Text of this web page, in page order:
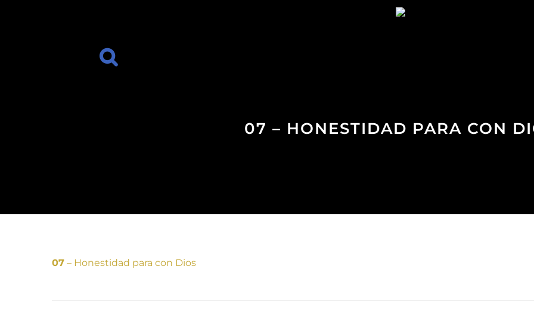
07 – HONESTIDAD PARA CON
07 – Honestidad para con Dios